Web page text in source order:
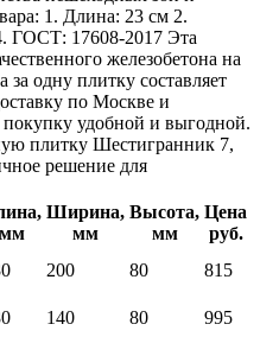
1. Длина: 23 см 2.
ГОСТ: 17608-2017 Эта
железобетона на
одну плитку составляет
по Москве и
покупку удобной и выгодной.
плитку Шестигранник 7,
решение для
мм
Ширина,
мм
Высота,
мм
Цена
руб.
200 80
815
140 80
995